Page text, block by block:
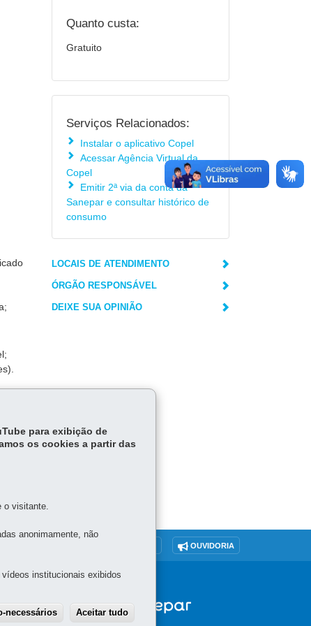
Quanto custa:
Gratuito
Serviços Relacionados:
Instalar o aplicativo Copel
Acessar Agência Virtual da
Copel
Emitir 2ª via da conta da
Sanepar e consultar histórico de
consumo
LOCAIS DE ATENDIMENTO
ÓRGÃO RESPONSÁVEL
DEIXE SUA OPINIÃO
OUVIDORIA
para exibição de
os cookies a partir das
o visitante.
anonimamente, não
institucionais exibidos
necessários Aceitar tudo Withdraw consent